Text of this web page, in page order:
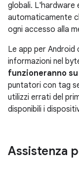
globali. L'hardware
automaticamente
ogni accesso alla
Le app per
informazioni nel
funzioneranno
puntatori con tag
utilizzi errati del
disponibili i
Assistenza